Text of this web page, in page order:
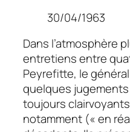
30/04/1963
Dans l’atmosphère
entretiens entre
Peyrefitte, le
quelques
toujours
notamment (« en